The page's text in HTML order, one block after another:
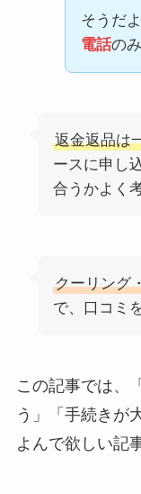
そうだよ
電話の
返金返品は
ースに申し
合うかよく
クーリング
で、口コミ
この記事では、
う」「手続きが
よんで欲しい記